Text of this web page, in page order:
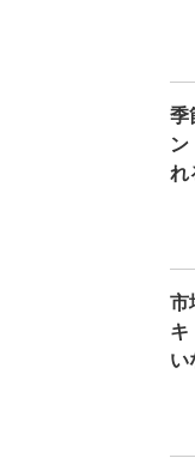
季
れ
市
キ
い